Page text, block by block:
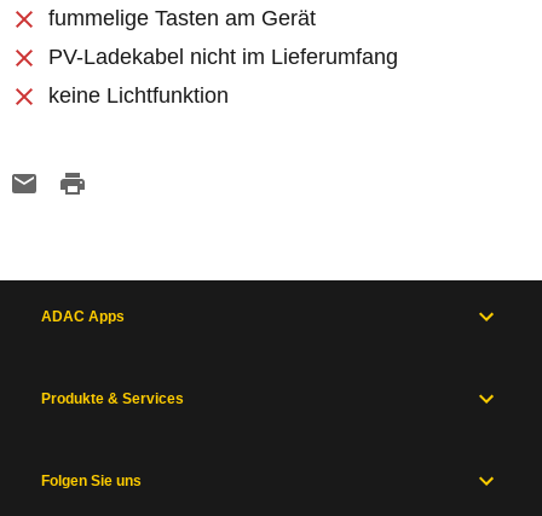
fummelige Tasten am Gerät
PV-Ladekabel nicht im Lieferumfang
keine Lichtfunktion
ADAC Apps
Produkte & Services
Folgen Sie uns